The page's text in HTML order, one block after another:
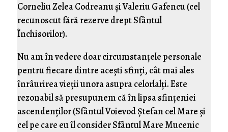
Corneliu Zelea Codreanu şi Valeriu Gafencu (cel
recunoscut fără rezerve drept Sfântul
Închisorilor).
Nu am în vedere doar circumstanţele personale
pentru fiecare dintre aceşti sfinţi, cât mai ales
înrâurirea vieţii unora asupra celorlalţi. Este
rezonabil să presupunem că în lipsa sfinţeniei
ascendenţilor (Sfântul Voievod Ştefan cel Mare şi
cel pe care eu îl consider Sfântul Mare Mucenic